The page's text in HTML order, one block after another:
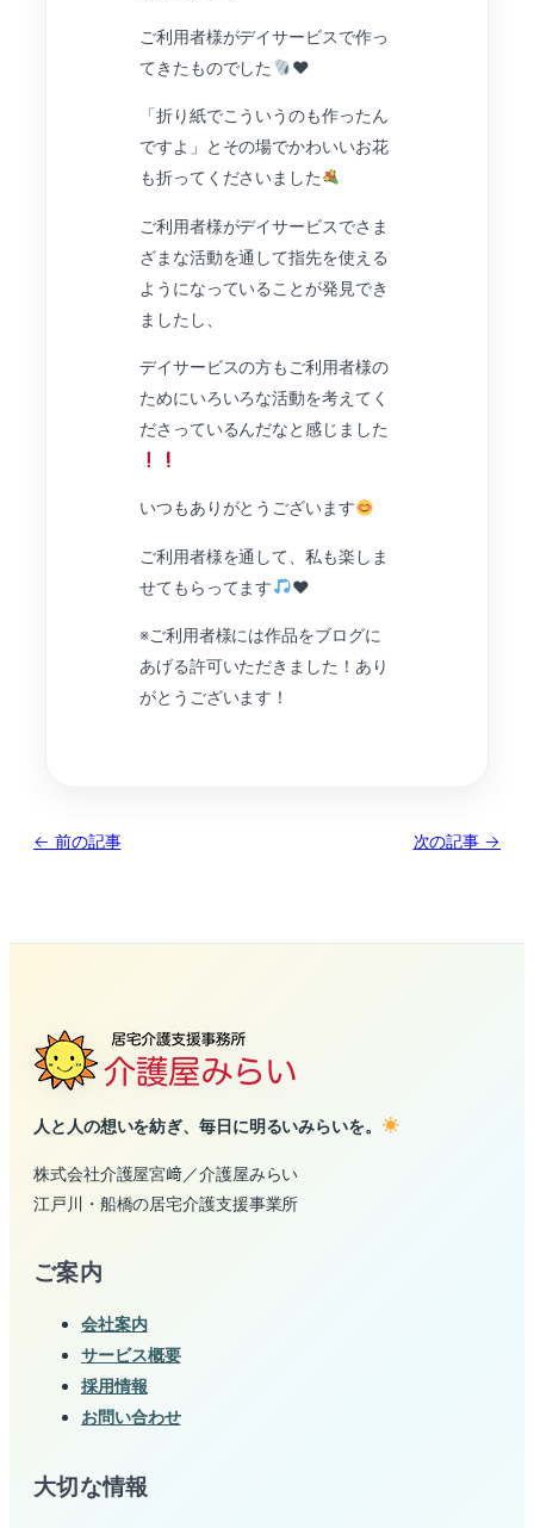
ご利用者様がデイサービスで作っ
てきたものでした
❤︎
「折り紙でこういうのも作ったん
ですよ」とその場でかわいいお花
も折ってくださいました
ご利用者様がデイサービスでさま
ざまな活動を通して指先を使える
ようになっていることが発見でき
ましたし、
デイサービスの方もご利用者様の
ためにいろいろな活動を考えてく
ださっているんだなと感じました
いつもありがとうございます
ご利用者様を通して、私も楽しま
せてもらってます
❤︎
※ご利用者様には作品をブログに
あげる許可いただきました！あり
がとうございます！
← 前の記事 次の記事 →
人と人の想いを紡ぎ、毎日に明るいみらいを。
株式会社介護屋宮﨑／介護屋みらい
江戸川・船橋の居宅介護支援事業所
ご案内
会社案内
サービス概要
採用情報
お問い合わせ
大切な情報